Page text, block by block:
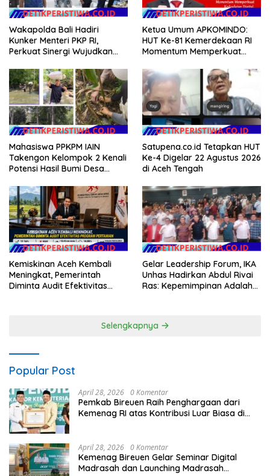
Wakapolda Bali Hadiri
Kunker Menteri PKP RI,
Perkuat Sinergi Wujudkan
Masyarakat
Ketua Umum APKOMINDO:
HUT Ke-81 Kemerdekaan RI
Momentum Memperkuat
Teknologi, dan Kepastian
Hukum Menuju Indonesia
Emas 2045
Mahasiswa PPKPM IAIN
Takengon Kelompok 2 Kenali
Potensi Hasil Bumi Desa
Satupena.co.id Tetapkan HUT
Ke-4 Digelar 22 Agustus 2026
di Aceh Tengah
Kemiskinan Aceh Kembali
Meningkat, Pemerintah
Diminta Audit Efektivitas
Gelar Leadership Forum, IKA
Unhas Hadirkan Abdul Rivai
Ras: Kepemimpinan Adalah
Selengkapnya
Popular Post
April 28, 2026 0 Komentar
Pemkab Bireuen Raih Penghargaan dari
Kemenag RI atas Kontribusi Luar Biasa di
April 28, 2026 0 Komentar
Kemenag Bireuen Gelar Seminar Digital
Madrasah dan Launching Madrasah